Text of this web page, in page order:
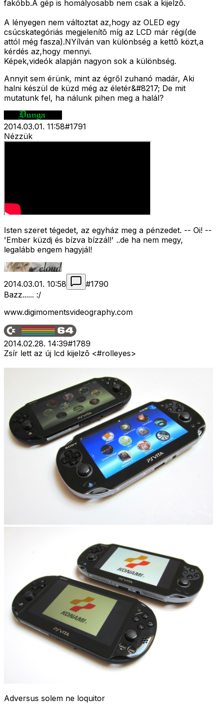
fakóbb.A gép is homályosabb nem csak a kijelzõ.
A lényegen nem változtat az,hogy az OLED egy
csúcskategóriás megjelenítõ míg az LCD már régi(de
attól még fasza).NYílván van különbség a kettõ közt,a
kérdés az,hogy mennyi.
Képek,videók alapján nagyon sok a különbség.
Annyit sem érünk, mint az égről zuhanó madár, Aki
halni készül de küzd még az életér&#8217; De mit
mutatunk fel, ha nálunk pihen meg a halál?
2014.03.01. 11:58#1791
Nézzük
Isten szeret tégedet, az egyház meg a pénzedet. -- Oi! --
'Ember küzdj és bízva bízzál!' ..de ha nem megy,
legalább engem hagyjál!
2014.03.01. 10:58 #1790
Bazz...... :/
www.digimomentsvideography.com
2014.02.28. 14:39#1789
Zsír lett az új lcd kijelzõ <#rolleyes>
Adversus solem ne loquitor